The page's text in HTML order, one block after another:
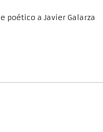
poético a Javier Galarza